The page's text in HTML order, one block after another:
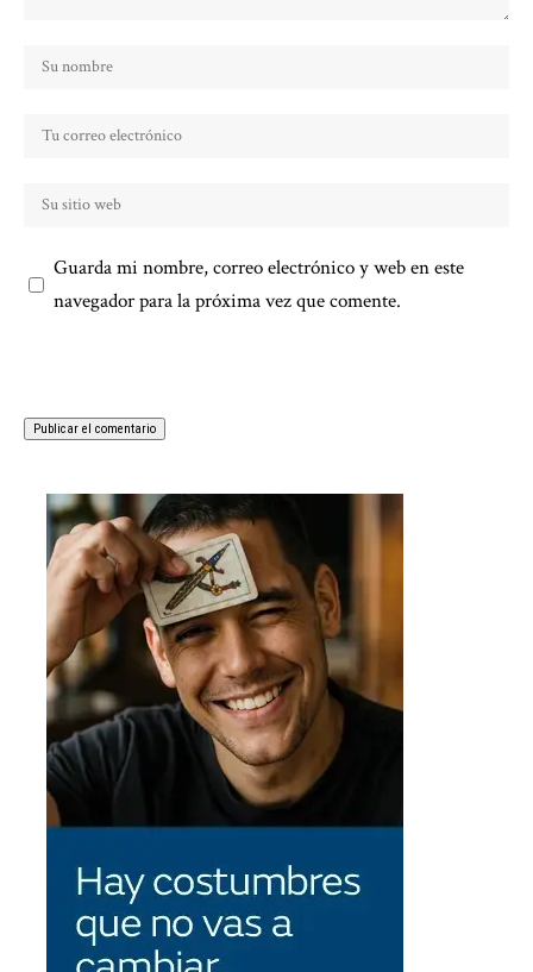
Guarda mi nombre, correo electrónico y web en este
navegador para la próxima vez que comente.